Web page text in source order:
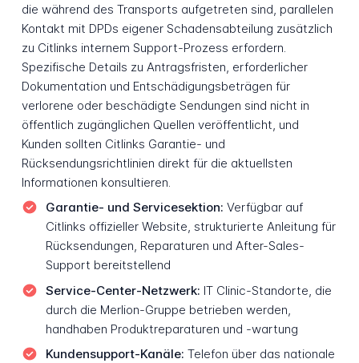
die während des Transports aufgetreten sind, parallelen
Kontakt mit DPDs eigener Schadensabteilung zusätzlich
zu Citlinks internem Support-Prozess erfordern.
Spezifische Details zu Antragsfristen, erforderlicher
Dokumentation und Entschädigungsbeträgen für
verlorene oder beschädigte Sendungen sind nicht in
öffentlich zugänglichen Quellen veröffentlicht, und
Kunden sollten Citlinks Garantie- und
Rücksendungsrichtlinien direkt für die aktuellsten
Informationen konsultieren.
Garantie- und Servicesektion: Verfügbar auf
Citlinks offizieller Website, strukturierte Anleitung für
Rücksendungen, Reparaturen und After-Sales-
Support bereitstellend
Service-Center-Netzwerk: IT Clinic-Standorte, die
durch die Merlion-Gruppe betrieben werden,
handhaben Produktreparaturen und -wartung
Kundensupport-Kanäle: Telefon über das nationale